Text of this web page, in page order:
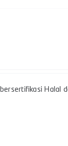
Halal